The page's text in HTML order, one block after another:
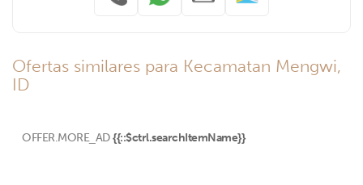
Ofertas similares para Kecamatan Mengwi,
ID
OFFER.MORE_AD {{::$ctrl.searchItemName}}